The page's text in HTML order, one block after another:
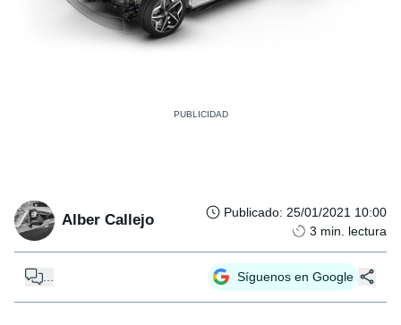
Alber Callejo Publicado: 25/01/2021 10:00
3 min. lectura
Síguenos en Google